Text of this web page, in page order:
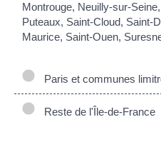
Montrouge, Neuilly-sur-
Puteaux, Saint-Cloud, Saint-
Maurice, Saint-Ouen,
Paris et communes
Reste de l'Île-de-France